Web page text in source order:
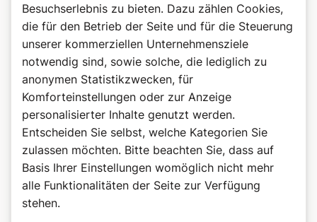
©Wiener Domverlag
Buchtipp: Beten, Herr Pfarrer!
Weitere lustige Anekdoten finden Sie in "Beten, Herr
Pfarrer!" von Bernadette Spitzer.
Besuchserlebnis zu bieten. Dazu zählen Cookies,
die für den Betrieb der Seite und für die Steuerung
unserer kommerziellen Unternehmensziele
notwendig sind, sowie solche, die lediglich zu
anonymen Statistikzwecken, für
Komforteinstellungen oder zur Anzeige
personalisierter Inhalte genutzt werden.
Entscheiden Sie selbst, welche Kategorien Sie
zulassen möchten. Bitte beachten Sie, dass auf
Basis Ihrer Einstellungen womöglich nicht mehr
alle Funktionalitäten der Seite zur Verfügung
stehen.